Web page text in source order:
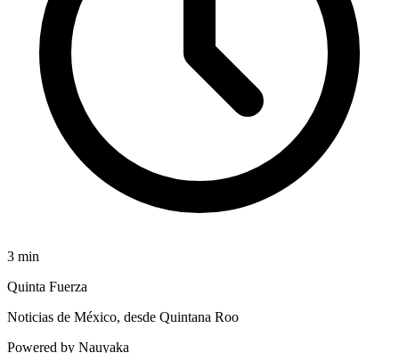
3 min
Quinta Fuerza
Noticias de México, desde Quintana Roo
Powered by Nauyaka